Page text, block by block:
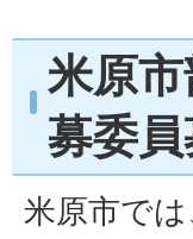
米原
募委
米原市で